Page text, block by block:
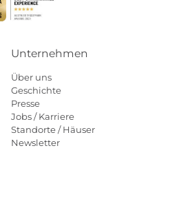
Unternehmen
Über uns
Geschichte
Presse
Jobs / Karriere
Standorte / Häuser
Newsletter